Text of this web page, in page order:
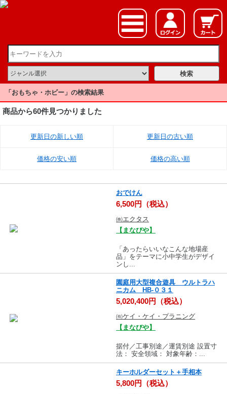
「おもちゃ・ホビー」の検索結果
商品から60件見つかりました
更新日の新しい順 更新日の古い順
価格の安い順 価格の高い順
おでけん
6,500円（税込）
㈱エクタス
【まなびや】
「あったらいいなこんな地場産
品」をテーマに小中学生がデザイ
ンし...
園庭用大型複合遊具 ウルトラハ
ニカム HB-０３１
5,020,400円（税込）
㈲ケイ・ケイ・プラニング
【まなびや】
据付／工事別途／運賃別途 設置寸
法： 安全領域： 対象年齢：...
キーホルダーセット＋手相本
5,800円（税込）